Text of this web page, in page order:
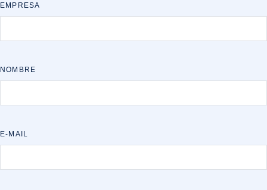
EMPRESA
NOMBRE
E-MAIL